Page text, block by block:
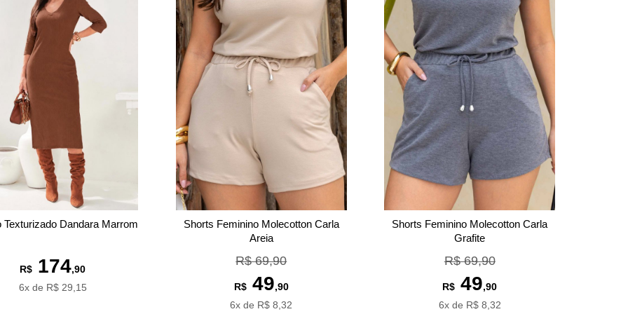
Texturizado Dandara Marrom
R$ 174,90
6x de R$ 29,15
Shorts Feminino Molecotton Carla
Areia
R$ 69,90
R$49,90
6x de R$ 8,32
Shorts Feminino Molecotton Carla
Grafite
R$ 69,90
R$ 49,90
6x de R$ 8,32